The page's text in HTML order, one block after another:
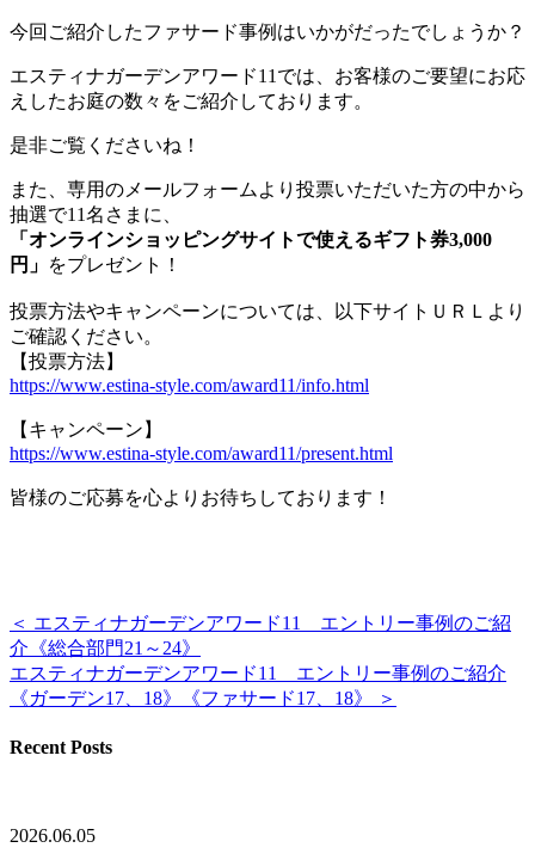
今回ご紹介したファサード事例はいかがだったでしょうか？
エスティナガーデンアワード11では、お客様のご要望にお応
えしたお庭の数々をご紹介しております。
是非ご覧くださいね！
また、専用のメールフォームより投票いただいた方の中から
抽選で11名さまに、
「オンラインショッピングサイトで使えるギフト券3,000
円」 をプレゼント！
投票方法やキャンペーンについては、以下サイトＵＲＬより
ご確認ください。
【投票方法】
https://www.estina-style.com/award11/info.html
【キャンペーン】
https://www.estina-style.com/award11/present.html
皆様のご応募を心よりお待ちしております！
＜ エスティナガーデンアワード11 エントリー事例のご紹
介《総合部門21～24》
エスティナガーデンアワード11 エントリー事例のご紹介
《ガーデン17、18》《ファサード17、18》 ＞
Recent Posts
2026.06.05